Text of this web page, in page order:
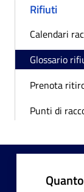
Rifiuti
Calendari
Glossario
Prenota
Punti di